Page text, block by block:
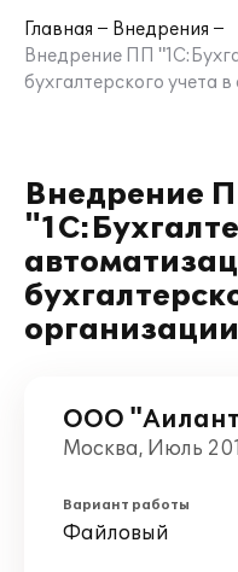
Главная
Внедрения
Внедрение ПП
бухгалтерского учета
Внедрение
ООО
Москва, Июль
Вариант работы
Файловый